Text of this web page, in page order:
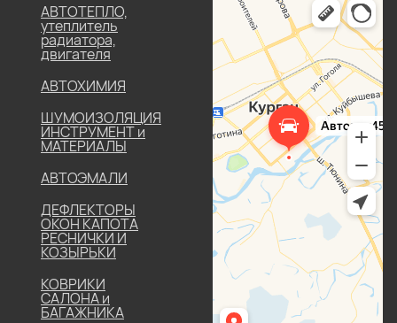
АВТОТЕПЛО,
утеплитель
радиатора,
двигателя
АВТОХИМИЯ
ШУМОИЗОЛЯЦИЯ
ИНСТРУМЕНТ и
МАТЕРИАЛЫ
АВТОЭМАЛИ
ДЕФЛЕКТОРЫ
ОКОН КАПОТА
РЕСНИЧКИ И
КОЗЫРЬКИ
КОВРИКИ
САЛОНА и
БАГАЖНИКА